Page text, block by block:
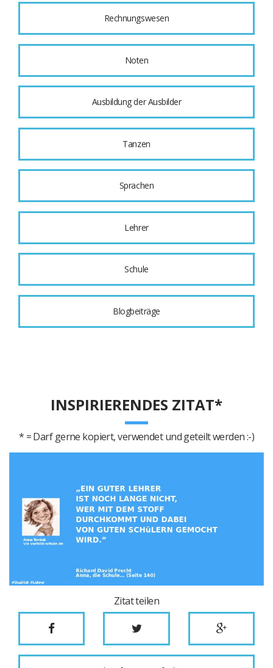
Rechnungswesen
Noten
Ausbildung der Ausbilder
Tanzen
Sprachen
Lehrer
Schule
Blogbeiträge
INSPIRIERENDES ZITAT*
* = Darf gerne kopiert, verwendet und geteilt werden :-)
Zitat teilen